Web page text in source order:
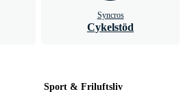
Syncros
Cykelstöd
Sport & Friluftsliv